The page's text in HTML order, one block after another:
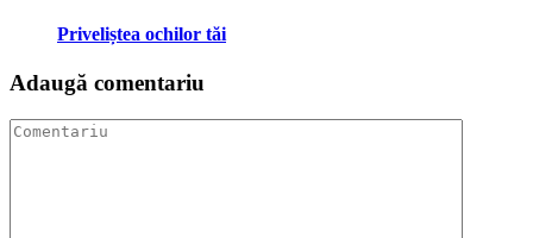
Priveliștea ochilor tăi
Adaugă comentariu